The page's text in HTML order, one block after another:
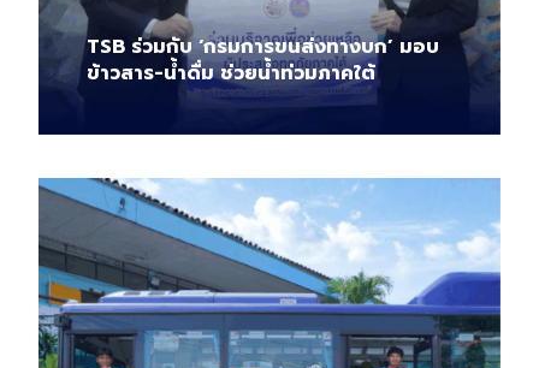
TSB ร่วมกับ ‘กรมการขนส่งทางบก’ มอบ
ข้าวสาร-น้ำดื่ม ช่วยน้ำท่วมภาคใต้